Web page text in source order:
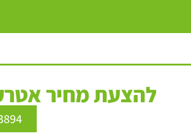
להצעת מחיר